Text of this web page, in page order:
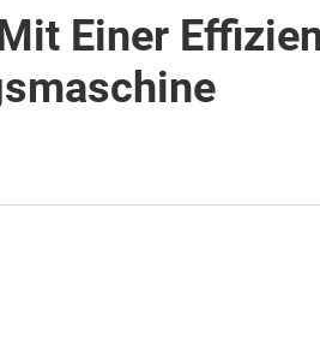
Einer